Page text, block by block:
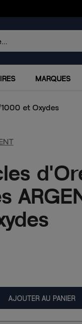
MARQUES
et Oxydes
AJOUTER AU PANIER